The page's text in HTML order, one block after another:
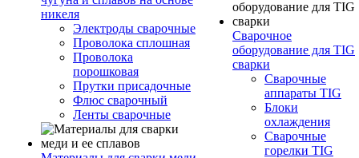
никеля
Электроды сварочные
Проволока сплошная
Проволока
порошковая
Прутки присадочные
Флюс сварочный
Ленты сварочные
Сварочное
оборудование для TIG
сварки
Сварочные
аппараты TIG
Блоки
охлаждения
Сварочные
горелки TIG